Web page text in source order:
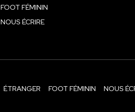
FOOT FÉMININ
NOUS ÉCRIRE
ÉTRANGER FOOT FÉMININ NOUS